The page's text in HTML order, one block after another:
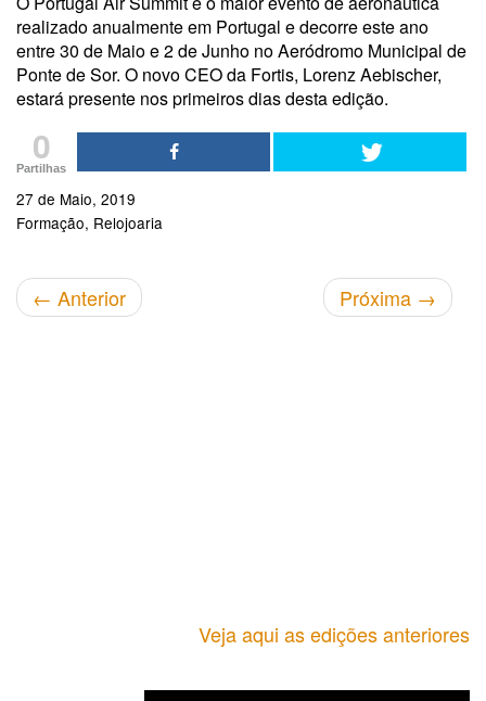
realizado anualmente em Portugal e decorre este ano
entre 30 de Maio e 2 de Junho no Aeródromo Municipal de
Ponte de Sor. O novo CEO da Fortis, Lorenz Aebischer,
estará presente nos primeiros dias desta edição.
0
Partilhas
27 de Maio, 2019
Formação Relojoaria
← Anterior Próxima →
Veja aqui as edições anteriores